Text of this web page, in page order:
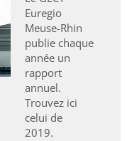
Euregio
Meuse-Rhin
publie chaque
année un
rapport
annuel.
Trouvez ici
celui de
2019.